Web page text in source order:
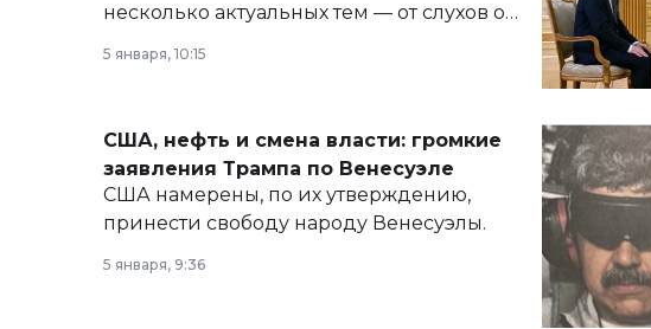
несколько актуальных тем — от слухов о
армии, экономики и личного здоровья.
5 января, 10:15
США, нефть и смена власти: громкие
заявления Трампа по Венесуэле
США намерены, по их утверждению,
принести свободу народу Венесуэлы.
5 января, 9:36